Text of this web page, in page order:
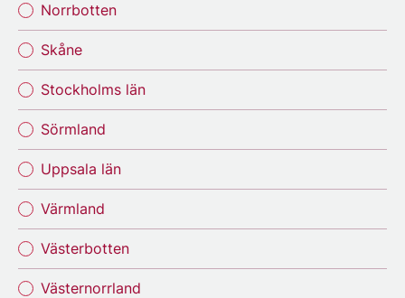
Norrbotten
Skåne
Stockholms län
Sörmland
Uppsala län
Värmland
Västerbotten
Västernorrland